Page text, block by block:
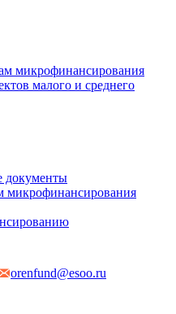
микрофинансирования
малого и среднего
документы
микрофинансирования
orenfund@esoo.ru